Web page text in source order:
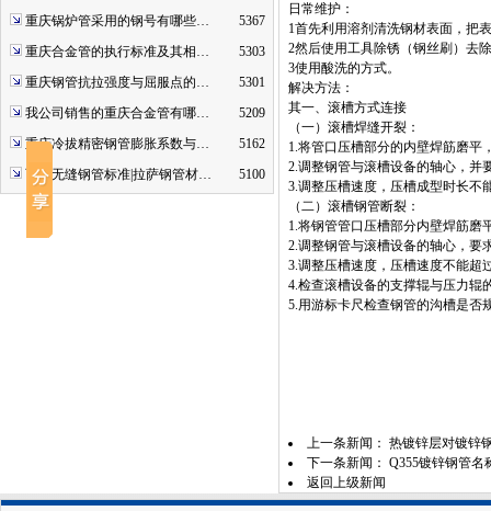
重庆锅炉管采用的钢号有哪些…
5367
重庆合金管的执行标准及其相…
5303
重庆钢管抗拉强度与屈服点的…
5301
我公司销售的重庆合金管有哪…
5209
重庆冷拔精密钢管膨胀系数与…
5162
西藏无缝钢管标准|拉萨钢管材…
5100
日常维护：
1首先利用溶剂清洗钢材表面，把
2然后使用工具除锈（钢丝刷）去
3使用酸洗的方式。
解决方法：
其一、滚槽方式连接
（一）滚槽焊缝开裂：
1.将管口压槽部分的内壁焊筋磨平
2.调整钢管与滚槽设备的轴心，并
3.调整压槽速度，压槽成型时长不
（二）滚槽钢管断裂：
1.将钢管管口压槽部分内壁焊筋磨
2.调整钢管与滚槽设备的轴心，要
3.调整压槽速度，压槽速度不能超
4.检查滚槽设备的支撑辊与压力辊
5.用游标卡尺检查钢管的沟槽是否
上一条新闻： 热镀锌层对镀锌
下一条新闻： Q355镀锌钢管名
返回上级新闻